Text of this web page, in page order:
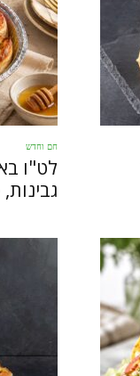
חם וחדש
לט"ו